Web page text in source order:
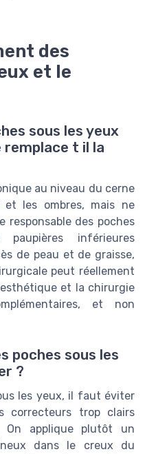
des
et le
sous les yeux
remplace t il la
au niveau du cerne
les ombres, mais ne
responsable des poches
paupières inférieures
de peau et de graisse,
peut réellement
et la chirurgie
et non
poches sous les
?
les yeux, il faut éviter
correcteurs trop clairs
On applique plutôt un
dans le creux du